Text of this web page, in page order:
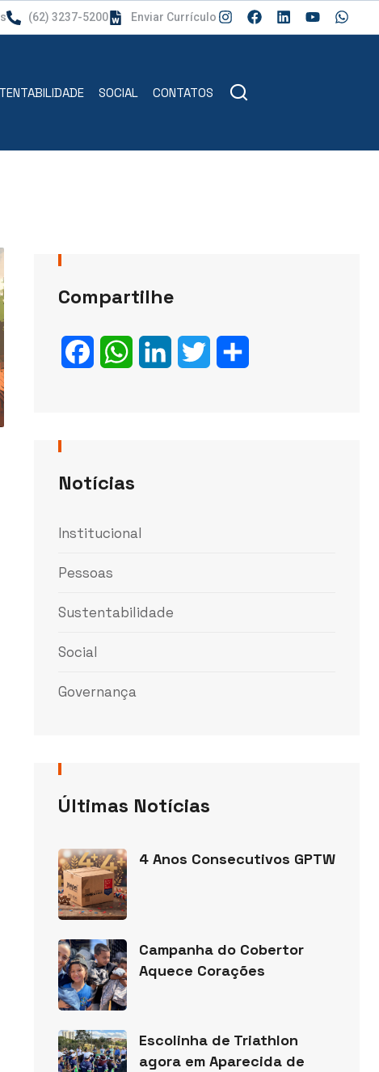
(62) 3237-5200 Enviar Currículo
SOCIAL CONTATOS
Compartilhe
FacebookWhatsAppLinkedIn Twitter
Notícias
Institucional
Pessoas
Sustentabilidade
Social
Governança
Últimas Notícias
4 Anos Consecutivos GPTW
Campanha do Cobertor
Aquece Corações
Escolinha de Triathlon
agora em Aparecida de